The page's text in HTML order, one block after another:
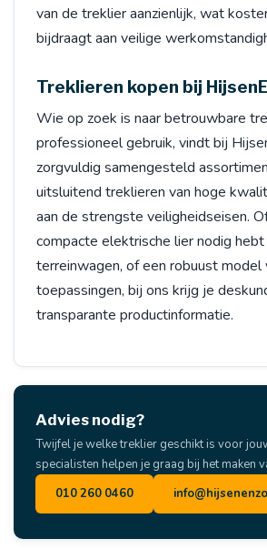
van de treklier aanzienlijk, wat
bijdraagt aan veilige
Treklieren kopen bij
Wie op zoek is naar betrouwbare
professioneel gebruik, vindt bij
zorgvuldig samengesteld
uitsluitend treklieren van hoge
aan de strengste veiligheidseisen.
compacte elektrische lier nodig
terreinwagen, of een robuust model
toepassingen, bij ons krijg je
transparante productinformatie.
Advies nodig?
Twijfel je welke treklier geschikt is voor
specialisten helpen je graag bij het maken
010 260 0460